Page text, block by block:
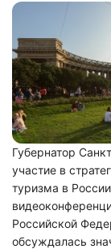
Губернатор
участие в
туризма в
Российской
обсуждалась